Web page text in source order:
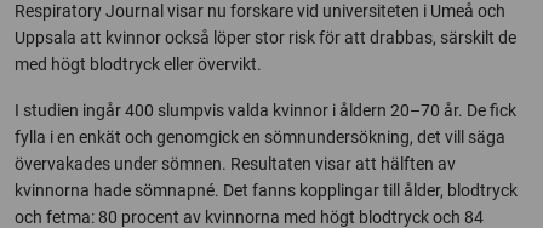
Respiratory Journal visar nu forskare vid universiteten i Umeå och
Uppsala att kvinnor också löper stor risk för att drabbas, särskilt de
med högt blodtryck eller övervikt.
I studien ingår 400 slumpvis valda kvinnor i åldern 20–70 år. De fick
fylla i en enkät och genomgick en sömnundersökning, det vill säga
övervakades under sömnen. Resultaten visar att hälften av
kvinnorna hade sömnapné. Det fanns kopplingar till ålder, blodtryck
och fetma: 80 procent av kvinnorna med högt blodtryck och 84